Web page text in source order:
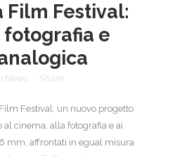
Film Festival:
e
News Share
Festival, un nuovo progetto
cinema, alla fotografia e ai
mm, affrontati in egual misura